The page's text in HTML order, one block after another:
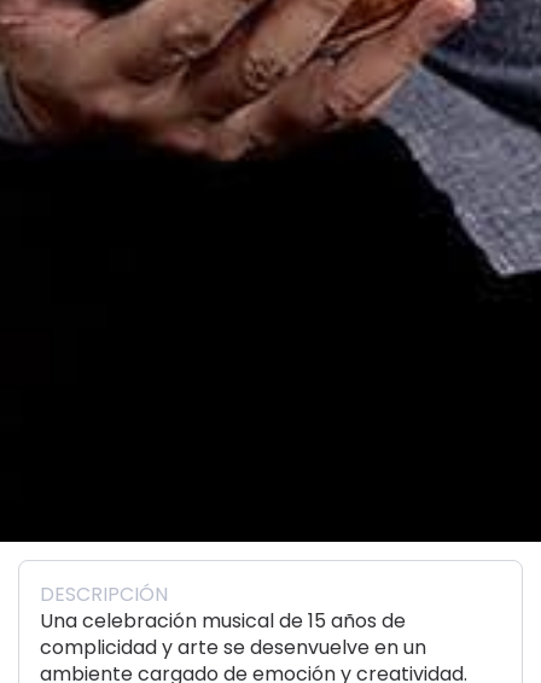
DESCRIPCIÓN
Una celebración musical de 15 años de
complicidad y arte se desenvuelve en un
ambiente cargado de emoción y creatividad.